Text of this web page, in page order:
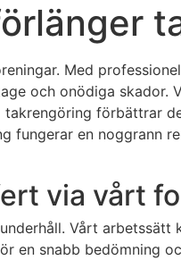
Med
och onödiga skador.
förbättrar
fungerar en noggrann
via vårt
Vårt arbetssätt
en snabb bedömning